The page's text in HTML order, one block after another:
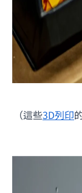
（這些3D列印